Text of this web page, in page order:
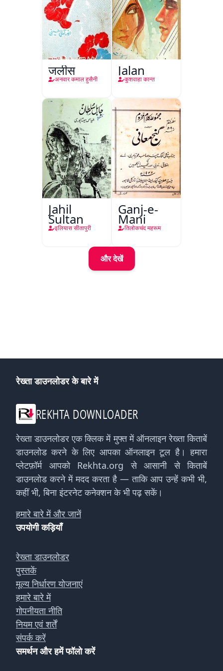
जलीस
अनवार कमाल हुसैनी
Jalan
कुशवाहा कान्त
Jahil
Sultan
इलियास सीतापुरी
Ganj-e-
Mani
तिलोकचंद महरूम
और देखें
रेख्ता डाउनलोडर के बारे में
REKHTA DOWNLOADER
रेख्ता डाउनलोडर एक क्लिक में मुफ्त में ऑनलाइन रेख्ता किताबें
डाउनलोड करने के लिए आपका ऑनलाइन टूल है। हमारा
प्लेटफ़ॉर्म आपको Rekhta.org से आसानी से किताबें
डाउनलोड करने में मदद करता है — ताकि आप उन्हें कभी भी,
कहीं भी, बिना इंटरनेट कनेक्शन के भी पढ़ सकें।
हमारे बारे में और जानें
उपयोगी कड़ियाँ
रेख्ता डाउनलोडर
पुस्तकें
मूल्य निर्धारण योजनाएं
हमारे बारे में
गोपनीयता नीति
नियम एवं शर्तें
संपर्क करें
समर्थन और हमें फॉलो करें